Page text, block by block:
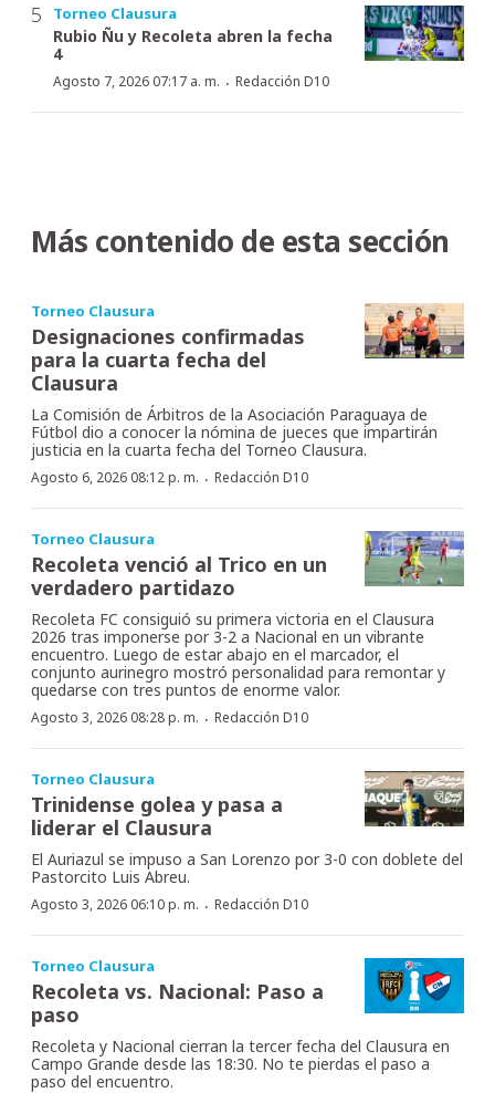
Torneo Clausura
Rubio Ñu y Recoleta abren la fecha
4
Agosto 7, 2026 07:17 a. m. · Redacción D10
Más contenido de esta sección
Torneo Clausura
Designaciones confirmadas
para la cuarta fecha del
Clausura
La Comisión de Árbitros de la Asociación Paraguaya de
Fútbol dio a conocer la nómina de jueces que impartirán
justicia en la cuarta fecha del Torneo Clausura.
Agosto 6, 2026 08:12 p. m. · Redacción D10
Torneo Clausura
Recoleta venció al Trico en un
verdadero partidazo
Recoleta FC consiguió su primera victoria en el Clausura
2026 tras imponerse por 3-2 a Nacional en un vibrante
encuentro. Luego de estar abajo en el marcador, el
conjunto aurinegro mostró personalidad para remontar y
quedarse con tres puntos de enorme valor.
Agosto 3, 2026 08:28 p. m. · Redacción D10
Torneo Clausura
Trinidense golea y pasa a
liderar el Clausura
El Auriazul se impuso a San Lorenzo por 3-0 con doblete del
Pastorcito Luis Abreu.
Agosto 3, 2026 06:10 p. m. · Redacción D10
Torneo Clausura
Recoleta vs. Nacional: Paso a
paso
Recoleta y Nacional cierran la tercer fecha del Clausura en
Campo Grande desde las 18:30. No te pierdas el paso a
paso del encuentro.